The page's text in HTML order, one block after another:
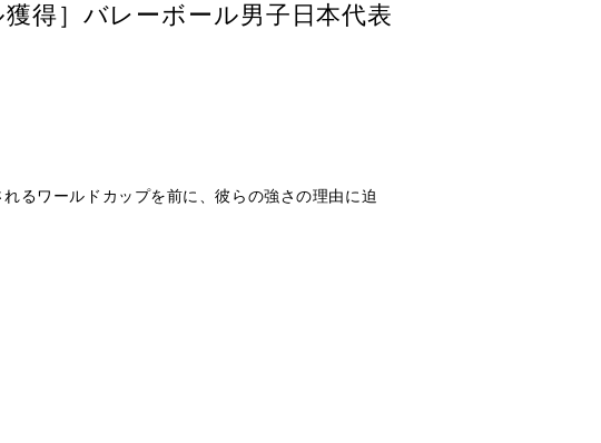
得］バレーボール男子日本代表
るワールドカップを前に、彼らの強さの理由に迫